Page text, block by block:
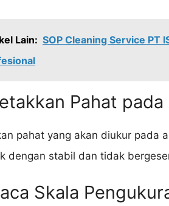
Lain: SOP Cleaning Service PT
Pahat
pahat yang akan diukur pada
dengan stabil dan tidak
Skala